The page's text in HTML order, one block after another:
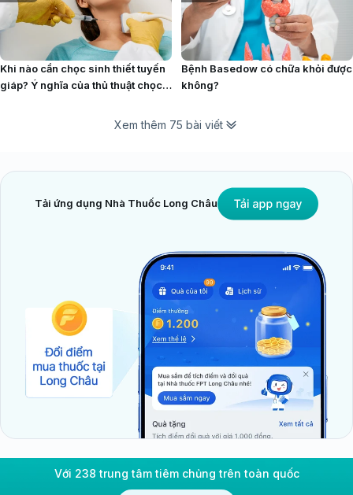
Khi nào cần chọc sinh thiết tuyến
giáp? Ý nghĩa của thủ thuật chọc
Bệnh Basedow có chữa khỏi được
không?
Xem thêm 75 bài viết
Tải ứng dụng Nhà Thuốc Long Châu
Với 238 trung tâm tiêm chủng trên toàn quốc